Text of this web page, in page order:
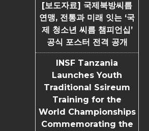
[보도자료] 국제북방씨름
연맹, 전통과 미래 잇는 ‘국
제 청소년 씨름 챔피언십’
공식 포스터 전격 공개
INSF Tanzania
Launches Youth
Traditional Ssireum
Training for the
World Championships
Commemorating the